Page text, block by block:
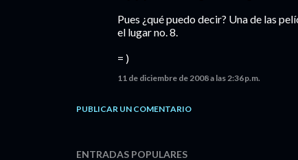
Pues ¿qué puedo decir? Una de las
el lugar no. 8.
= )
11 de diciembre de 2008 a las 2:36 p.m.
PUBLICAR UN COMENTARIO
ENTRADAS POPULARES